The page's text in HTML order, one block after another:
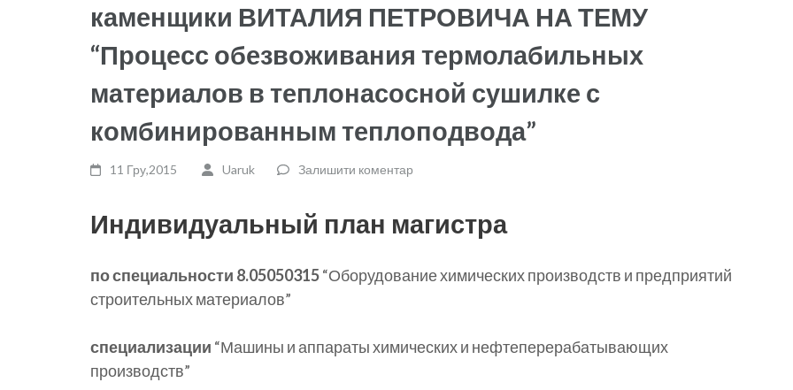
каменщики ВИТАЛИЯ ПЕТРОВИЧА НА ТЕМУ
“Процесс обезвоживания термолабильных
материалов в теплонасосной сушилке с
комбинированным теплоподвода”
11 Гру,2015 Uaruk Залишити коментар
Индивидуальный план магистра
по специальности 8.05050315“Оборудование химических производств и предприятий
строительных материалов”
специализации “Машины и аппараты химических и нефтеперерабатывающих
производств”